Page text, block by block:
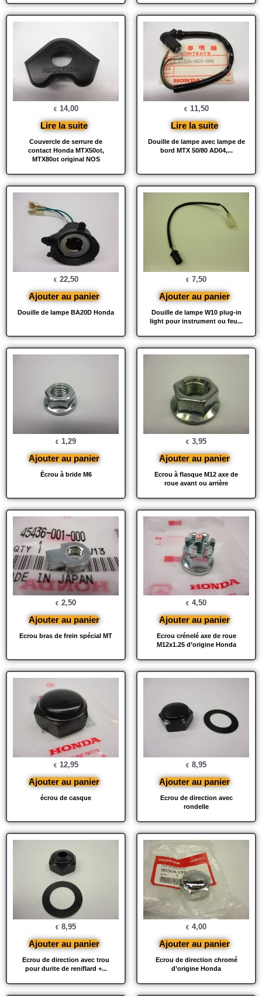
Couvercle de serrure de
contact Honda MTX50ot,
MTX80ot original NOS
€ 14,00
Lire la suite
Douille de lampe avec lampe de
bord MTX 50/80 AD04,...
€ 11,50
Lire la suite
Douille de lampe BA20D Honda
€ 22,50
Ajouter au panier
Douille de lampe W10 plug-in
light pour instrument ou feu...
€ 7,50
Ajouter au panier
Écrou à bride M6
€ 1,29
Ajouter au panier
Ecrou à flasque M12 axe de
roue avant ou arrière
€ 3,95
Ajouter au panier
Ecrou bras de frein spécial MT
€ 2,50
Ajouter au panier
Ecrou crénelé axe de roue
M12x1.25 d’origine Honda
€ 4,50
Ajouter au panier
écrou de casque
€ 12,95
Ajouter au panier
Ecrou de direction avec
rondelle
€ 8,95
Ajouter au panier
Ecrou de direction avec trou
pour durite de reniflard +...
€ 8,95
Ajouter au panier
Ecrou de direction chromé
d’origine Honda
€ 4,00
Ajouter au panier